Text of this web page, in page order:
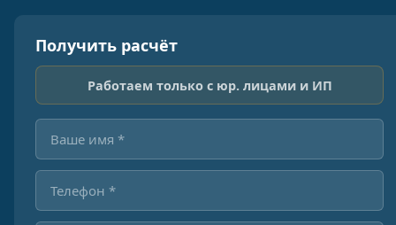
Получить расчёт
Работаем только с юр. лицами и ИП